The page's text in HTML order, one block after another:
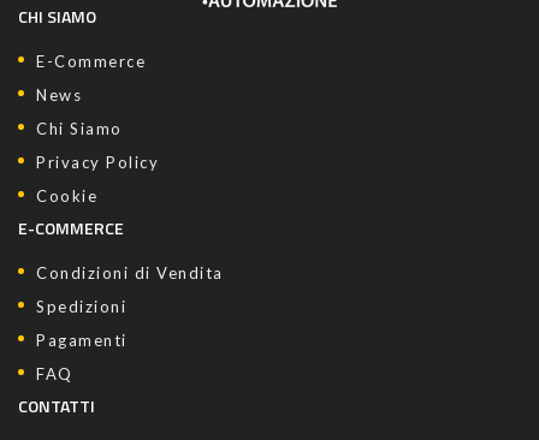
CHI SIAMO
E-Commerce
News
Chi Siamo
Privacy Policy
Cookie
E-COMMERCE
Condizioni di Vendita
Spedizioni
Pagamenti
FAQ
CONTATTI